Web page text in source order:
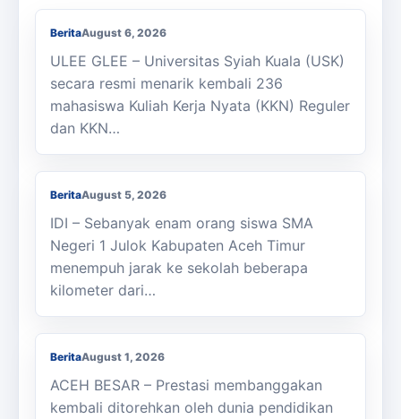
BeritaAugust 6, 2026
ULEE GLEE – Universitas Syiah Kuala (USK)
secara resmi menarik kembali 236
mahasiswa Kuliah Kerja Nyata (KKN) Reguler
dan KKN…
Berjalan Kaki ke Sekolah, Enam Siswa
SMAN 1 Julok Butuh Sepeda
BeritaAugust 5, 2026
IDI – Sebanyak enam orang siswa SMA
Negeri 1 Julok Kabupaten Aceh Timur
menempuh jarak ke sekolah beberapa
kilometer dari…
Membanggakan, Siswa SMK PPN Saree
Raih Juara LKS Nasional 2026
BeritaAugust 1, 2026
ACEH BESAR – Prestasi membanggakan
kembali ditorehkan oleh dunia pendidikan